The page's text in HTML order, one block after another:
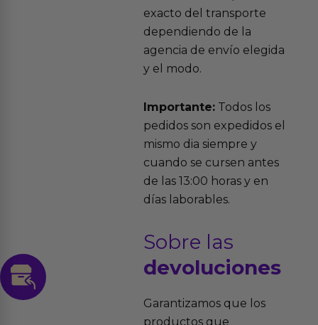
exacto del transporte
dependiendo de la
agencia de envío elegida
y el modo.
Importante:Todos los
pedidos son expedidos el
mismo dia siempre y
cuando se cursen antes
de las 13:00 horas y en
días laborables.
Sobre las
devoluciones
Garantizamos que los
productos que